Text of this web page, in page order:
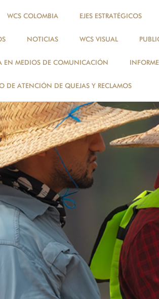
WCS COLOMBIA EJES ESTRATÉGICOS
NOTICIAS WCS VISUAL
EN MEDIOS DE COMUNICACIÓN
DE ATENCIÓN DE QUEJAS Y RECLAMOS